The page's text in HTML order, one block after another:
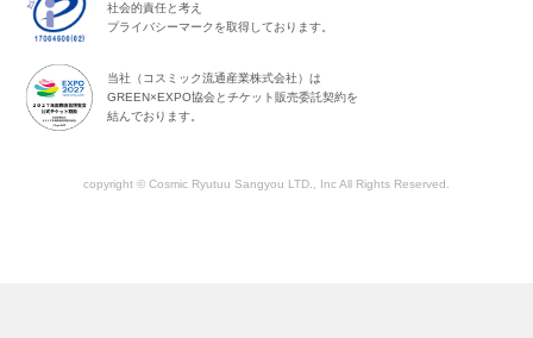
社会的責任と考え
プライバシーマークを取得しております。
当社（コスミック流通産業株式会社）は
GREEN×EXPO協会とチケット販売委託契約を
結んでおります。
copyright © Cosmic Ryutuu Sangyou LTD., Inc All Rights Reserved.